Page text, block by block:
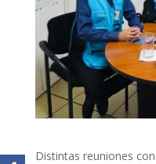
Distintas reuniones